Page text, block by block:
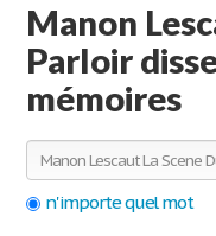
S'inscrire
Se connecter
Contactez-nous
Manon
Parloir
mémoires
n'importe quel mot